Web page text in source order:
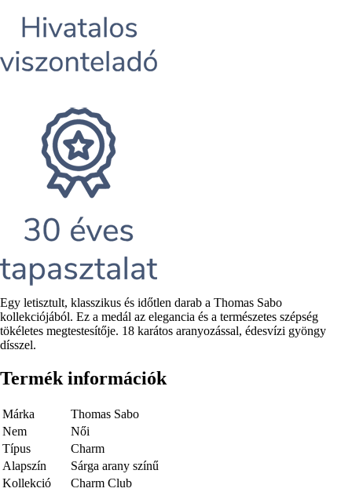
Rövid
leírás
Egy letisztult, klasszikus és időtlen darab a Thomas Sabo
kollekciójából. Ez a medál az elegancia és a természetes szépség
tökéletes megtestesítője. 18 karátos aranyozással, édesvízi gyöngy
dísszel.
Termék információk
Márka
Thomas Sabo
Nem
Női
Típus
Charm
Alapszín
Sárga arany színű
Kollekció
Charm Club